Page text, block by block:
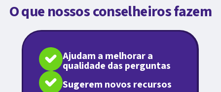
O que nossos conselheiros fazem
Ajudam a melhorar a
qualidade das perguntas
Sugerem novos recursos